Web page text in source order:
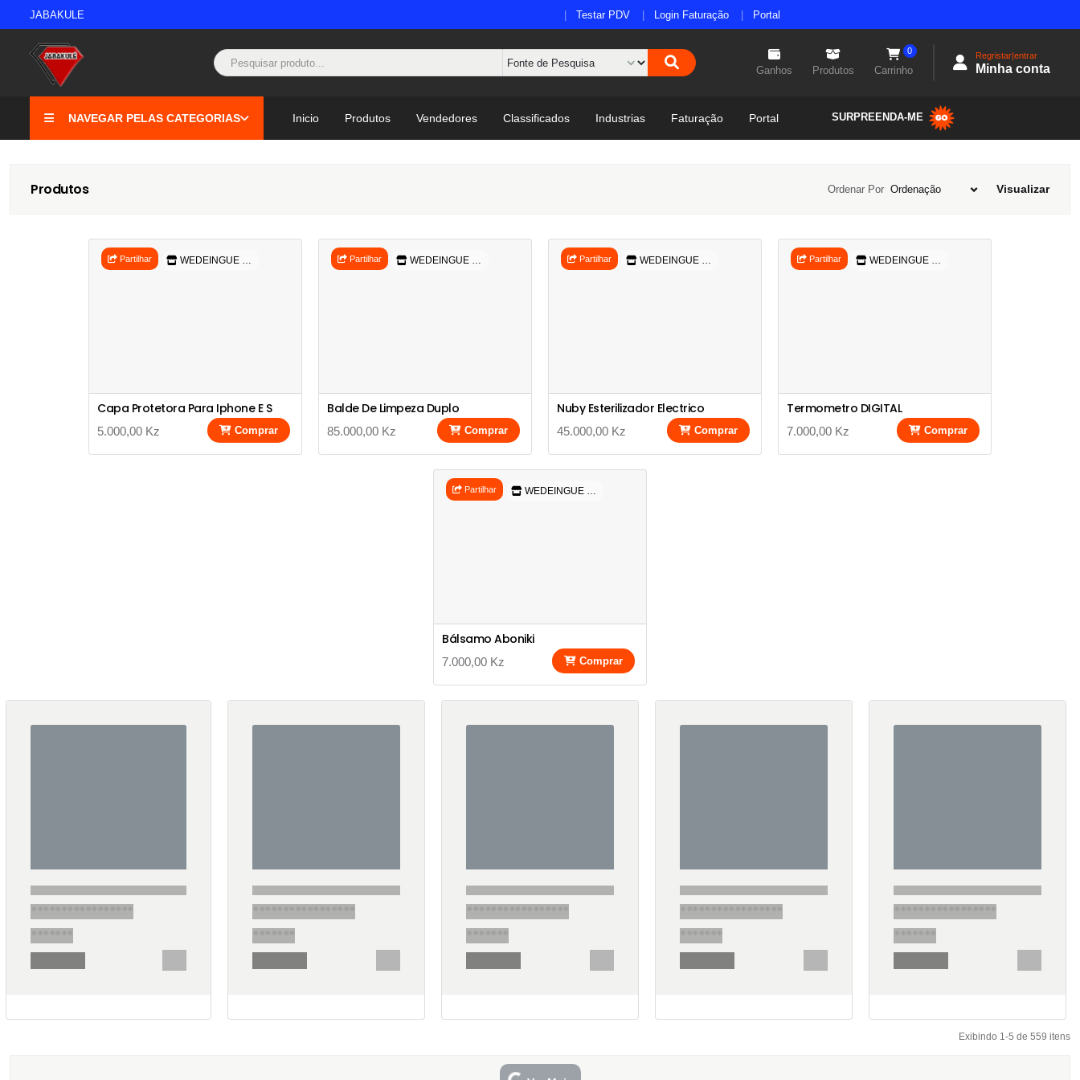
JABAKULE Testar PDV Login Faturação Portal
Ganhos Produtos Carrinho
0 Regristar|entrar
Minha conta
NAVEGAR PELAS CATEGORIAS Inicio Produtos Vendedores Classificados Industrias Faturação Portal SURPREENDA-ME
Produtos Ordenar Por Visualizar
Partilhar WEDEINGUE COMERCIAL
Capa Protetora Para Iphone E S
5.000,00 Kz Comprar
Partilhar WEDEINGUE COMERCIAL
Balde De Limpeza Duplo
85.000,00 Kz Comprar
Partilhar WEDEINGUE COMERCIAL
Nuby Esterilizador Electrico
45.000,00 Kz Comprar
Partilhar WEDEINGUE COMERCIAL
Termometro DIGITAL
7.000,00 Kz Comprar
Partilhar WEDEINGUE COMERCIAL
Bálsamo Aboniki
7.000,00 Kz Comprar
Exibindo 1-5 de 559 itens